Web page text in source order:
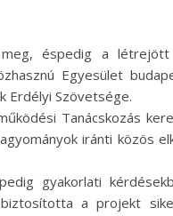
éspedig a létrejött
Egyesület
Erdélyi Szövetsége.
Tanácskozás
iránti közös
gyakorlati
a projekt